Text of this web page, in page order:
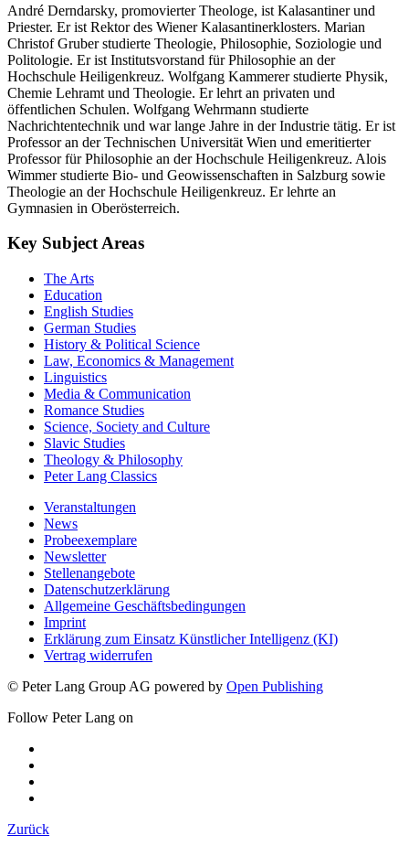
André Derndarsky, promovierter Theologe, ist Kalasantiner und
Priester. Er ist Rektor des Wiener Kalasantinerklosters. Marian
Christof Gruber studierte Theologie, Philosophie, Soziologie und
Politologie. Er ist Institutsvorstand für Philosophie an der
Hochschule Heiligenkreuz. Wolfgang Kammerer studierte Physik,
Chemie Lehramt und Theologie. Er lehrt an privaten und
öffentlichen Schulen. Wolfgang Wehrmann studierte
Nachrichtentechnik und war lange Jahre in der Industrie tätig. Er ist
Professor an der Technischen Universität Wien und emeritierter
Professor für Philosophie an der Hochschule Heiligenkreuz. Alois
Wimmer studierte Bio- und Geowissenschaften in Salzburg sowie
Theologie an der Hochschule Heiligenkreuz. Er lehrte an
Gymnasien in Oberösterreich.
Key Subject Areas
The Arts
Education
English Studies
German Studies
History & Political Science
Law, Economics & Management
Linguistics
Media & Communication
Romance Studies
Science, Society and Culture
Slavic Studies
Theology & Philosophy
Peter Lang Classics
Veranstaltungen
News
Probeexemplare
Newsletter
Stellenangebote
Datenschutzerklärung
Allgemeine Geschäftsbedingungen
Imprint
Erklärung zum Einsatz Künstlicher Intelligenz (KI)
Vertrag widerrufen
© Peter Lang Group AG powered by Open Publishing
Follow Peter Lang on
Zurück